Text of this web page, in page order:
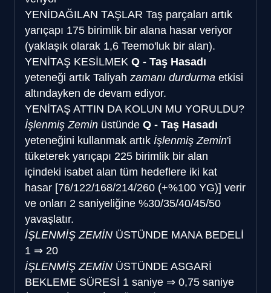
YENİDAĞILAN TAŞLAR Taş parçaları artık
yarıçapı 175 birimlik bir alana hasar veriyor
(yaklaşık olarak 1,6 Teemo'luk bir alan).
YENİTAŞ KESİLMEK Q - Taş Hasadı
yeteneği artık Taliyah zamanı durdurma etkisi
altındayken de devam ediyor.
YENİTAŞ ATTIN DA KOLUN MU YORULDU?
İşlenmiş Zemin üstünde Q - Taş Hasadı
yeteneğini kullanmak artık İşlenmiş Zemin'i
tüketerek yarıçapı 225 birimlik bir alan
içindeki isabet alan tüm hedeflere iki kat
hasar [76/122/168/214/260 (+%100 YG)] verir
ve onları 2 saniyeliğine %30/35/40/45/50
yavaşlatır.
İŞLENMİŞ ZEMİN ÜSTÜNDE MANA BEDELİ
1 ⇒ 20
İŞLENMİŞ ZEMİN ÜSTÜNDE ASGARİ
BEKLEME SÜRESİ 1 saniye ⇒ 0,75 saniye